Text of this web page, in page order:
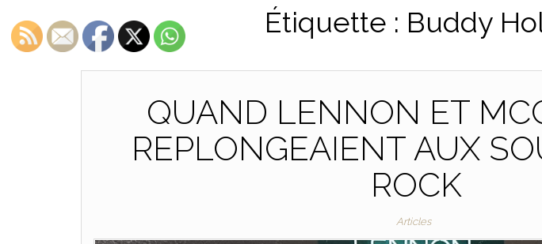
Étiquette : Buddy
QUAND LENNON ET
REPLONGEAIENT AUX
ROCK
Articles